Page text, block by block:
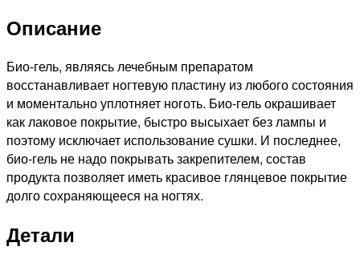
Описание
Био-гель, являясь лечебным препаратом
восстанавливает ногтевую пластину из любого состояния
и моментально уплотняет ноготь. Био-гель окрашивает
как лаковое покрытие, быстро высыхает без лампы и
поэтому исключает использование сушки. И последнее,
био-гель не надо покрывать закрепителем, состав
продукта позволяет иметь красивое глянцевое покрытие
долго сохраняющееся на ногтях.
Детали